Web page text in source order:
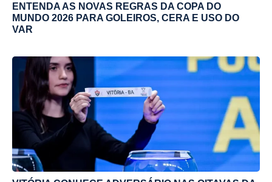
ENTENDA AS NOVAS REGRAS DA COPA DO
MUNDO 2026 PARA GOLEIROS, CERA E USO DO
VAR